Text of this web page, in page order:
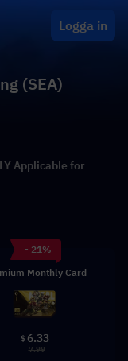
Logga in
(SEA)
Applicable for
- 21%
Monthly Card
$ 6.33
7.99